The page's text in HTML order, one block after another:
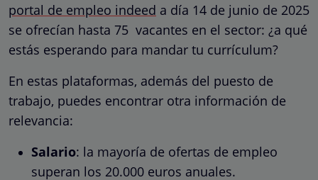
portal de empleo indeed a día 14 de junio de 2025
se ofrecían hasta 75 vacantes en el sector: ¿a qué
estás esperando para mandar tu currículum?
En estas plataformas, además del puesto de
trabajo, puedes encontrar otra información de
relevancia:
Salario: la mayoría de ofertas de empleo
superan los 20.000 euros anuales.